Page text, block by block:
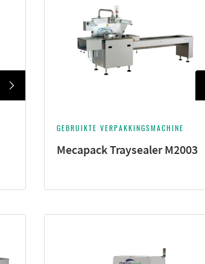
GEBRUIKTE VERPAKKINGSMACHINE
Mecapack Traysealer M2003